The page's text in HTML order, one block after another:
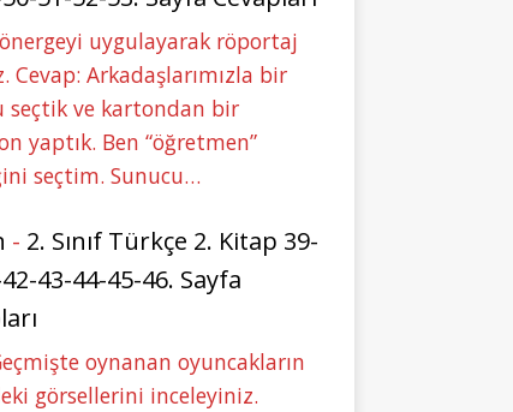
uygulayarak röportaj
Cevap: Arkadaşlarımızla bir
seçtik ve kartondan bir
yaptık. Ben “öğretmen”
seçtim. Sunucu…
- 2. Sınıf Türkçe 2. Kitap 39-
43-44-45-46. Sayfa
oynanan oyuncakların
görsellerini inceleyiniz.